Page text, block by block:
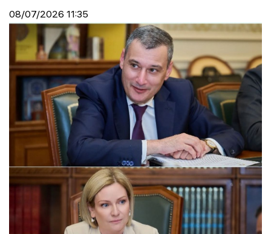
08/07/2026 11:35